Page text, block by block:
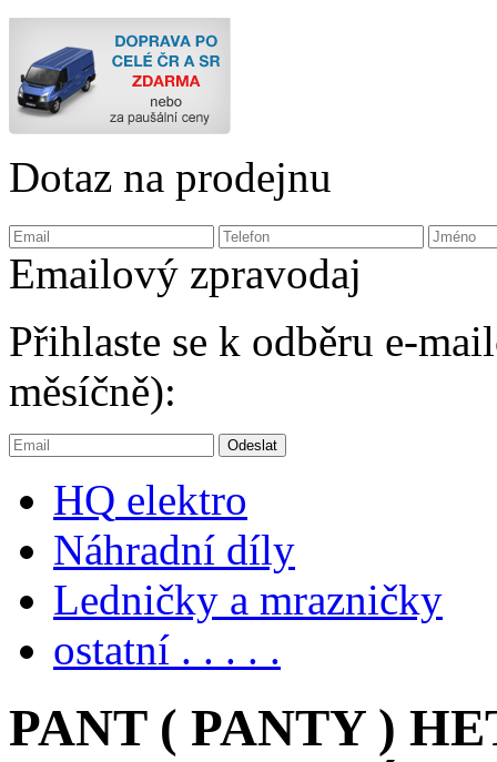
Dotaz na prodejnu
Emailový zpravodaj
Přihlaste se k odběru e-
měsíčně):
HQ elektro
Náhradní díly
Ledničky a mrazničky
ostatní . . . . .
PANT ( PANTY )